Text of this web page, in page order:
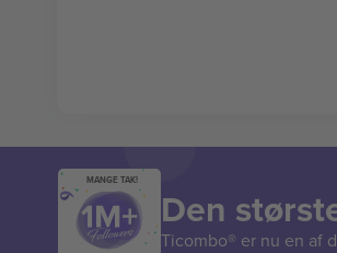
MANGE TAK!
Den
Ticombo® er nu en af